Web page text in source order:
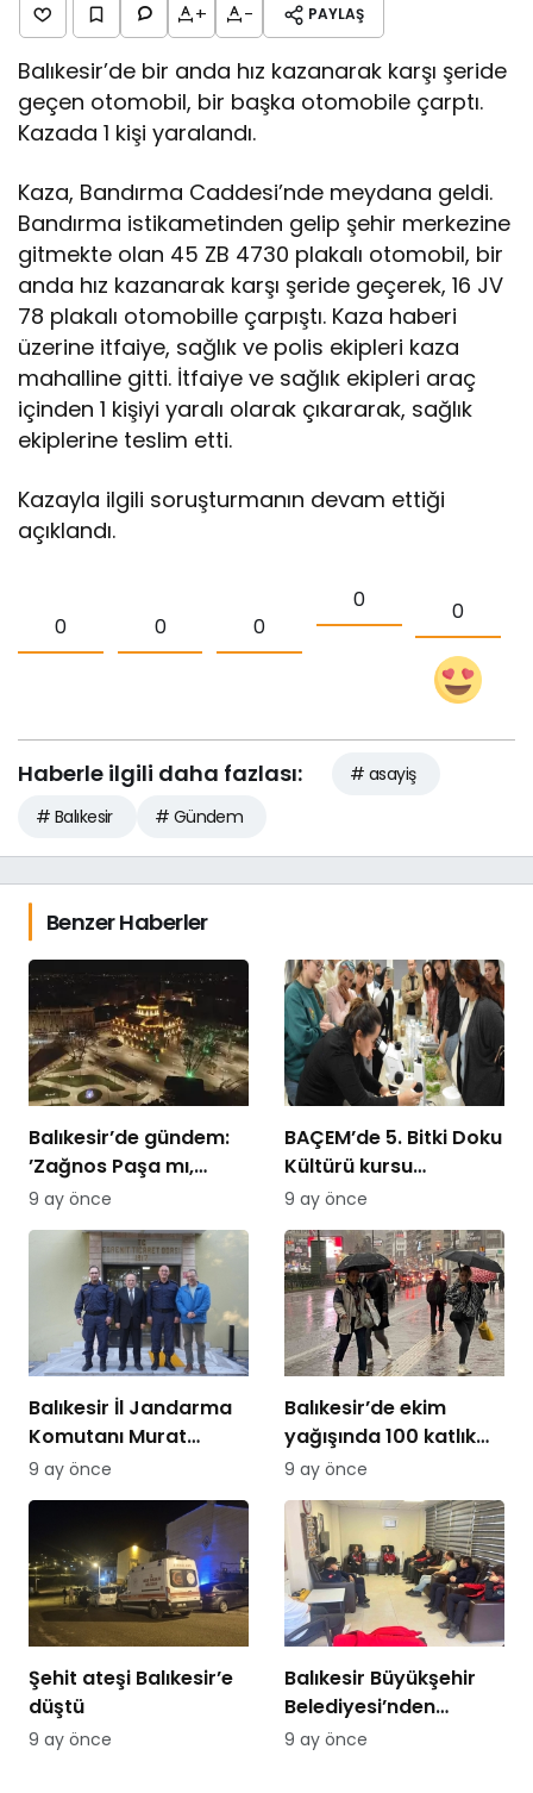
+ - PAYLAŞ
Balıkesir’de bir anda hız kazanarak karşı şeride
geçen otomobil, bir başka otomobile çarptı.
Kazada 1 kişi yaralandı.
Kaza, Bandırma Caddesi’nde meydana geldi.
Bandırma istikametinden gelip şehir merkezine
gitmekte olan 45 ZB 4730 plakalı otomobil, bir
anda hız kazanarak karşı şeride geçerek, 16 JV
78 plakalı otomobille çarpıştı. Kaza haberi
üzerine itfaiye, sağlık ve polis ekipleri kaza
mahalline gitti. İtfaiye ve sağlık ekipleri araç
içinden 1 kişiyi yaralı olarak çıkararak, sağlık
ekiplerine teslim etti.
Kazayla ilgili soruşturmanın devam ettiği
açıklandı.
0 0 0
0 0
Haberle ilgili daha fazlası:
# asayiş
# Balıkesir
# Gündem
Benzer Haberler
Balıkesir’de gündem:
’Zağnos Paşa mı,
İsmet Paşa mı
9 ay önce
BAÇEM’de 5. Bitki Doku
Kültürü kursu
tamamlandı
9 ay önce
Balıkesir İl Jandarma
Komutanı Murat
Özer’den Edremit
Ticaret Odasına
9 ay önce
Balıkesir’de ekim
yağışında 100 katlık
artış
9 ay önce
Şehit ateşi Balıkesir’e
düştü
9 ay önce
Balıkesir Büyükşehir
Belediyesi’nden
itfaiyecilere psikolojik
9 ay önce